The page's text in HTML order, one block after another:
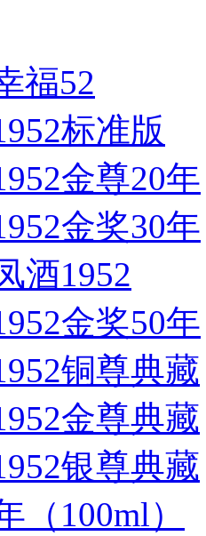
福52
标准版
金尊20年
金奖30年
酒1952
金奖50年
铜尊典藏
金尊典藏
银尊典藏
（100ml）